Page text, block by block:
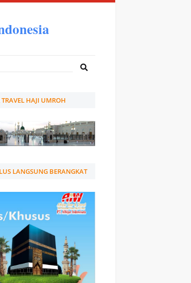
HAJI UMROH
LANGSUNG BERANGKAT